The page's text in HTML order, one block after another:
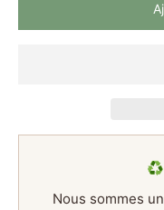
♻️
Nous sommes